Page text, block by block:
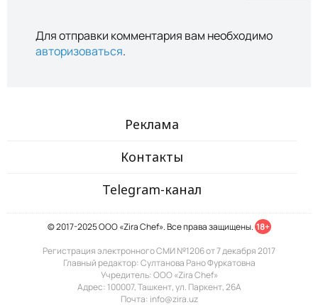
Для отправки комментария вам необходимо
авторизоваться.
Реклама
Контакты
Telegram-канал
© 2017-2025 ООО «Zira Chef». Все права защищены. 18+
Регистрация электронного СМИ №1206 от 7 декабря 2017
Главный редактор: Султанова Рано Фуркатовна
Учредитель: ООО «Zira Chef»
Адрес: 100007, Ташкент, ул. Паркент, 26А
Почта: info@zira.uz